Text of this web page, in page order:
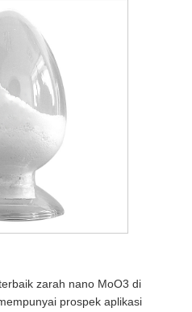
zarah nano MoO3 di
prospek aplikasi